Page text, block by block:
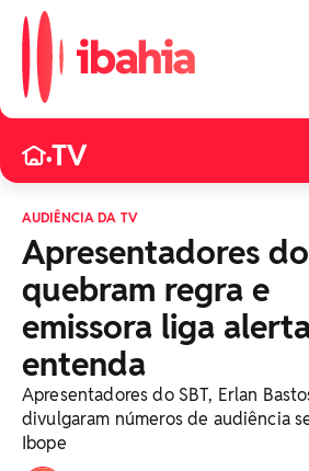
•TV
AUDIÊNCIA DA TV
Apresentadores
quebram regra e
emissora liga
entenda
Apresentadores do SBT, Erlan
divulgaram números de audiência
Ibope